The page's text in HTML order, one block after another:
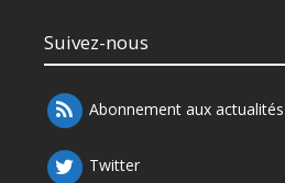
Suivez-nous
Abonnement aux actualités
Twitter